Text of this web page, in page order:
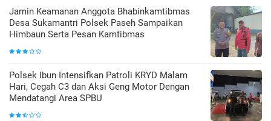
Jamin Keamanan Anggota Bhabinkamtibmas
Desa Sukamantri Polsek Paseh Sampaikan
Himbaun Serta Pesan Kamtibmas
Polsek Ibun Intensifkan Patroli KRYD Malam
Hari, Cegah C3 dan Aksi Geng Motor Dengan
Mendatangi Area SPBU